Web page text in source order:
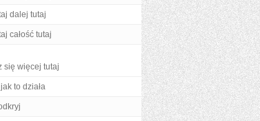
dalej tutaj
całość tutaj
się więcej tutaj
to działa